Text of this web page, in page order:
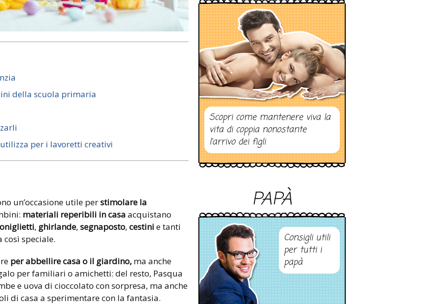
della scuola primaria
per i lavoretti creativi
un’occasione utile perstimolare la
materiali reperibili in casa acquistano
, ghirlande, segnaposto, cestini e tanti
speciale.
per abbellire casa o il giardino, ma anche
per familiari o amichetti: del resto, Pasqua
e uova di cioccolato con sorpresa, ma anche
di casa a sperimentare con la fantasia.
Scopri come mantenere viva la
vita di coppia nonostante
l’arrivo dei figli
PAPÀ
Consigli utili
per tutti i
papà